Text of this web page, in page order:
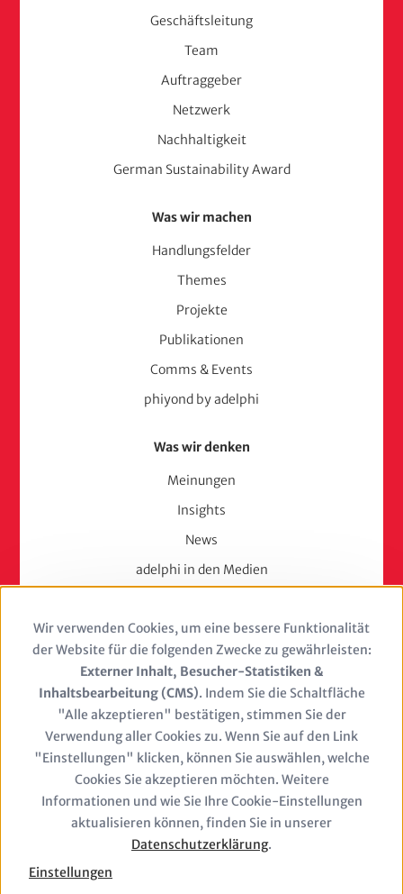
Geschäftsleitung
Team
Auftraggeber
Netzwerk
Nachhaltigkeit
German Sustainability Award
Was wir machen
Handlungsfelder
Themes
Projekte
Publikationen
Comms & Events
phiyond by adelphi
Was wir denken
Meinungen
Insights
News
adelphi in den Medien
Karriere
Berufserfahrene
Berufseinsteiger & Trainees
Studierende
Stellenangebote
Jobs
Use
of
personal
data
and
cookies
Wir verwenden Cookies, um eine bessere Funktionalität
der Website für die folgenden Zwecke zu gewährleisten:
Externer Inhalt, Besucher-Statistiken &
Inhaltsbearbeitung (CMS). Indem Sie die Schaltfläche
"Alle akzeptieren" bestätigen, stimmen Sie der
Verwendung aller Cookies zu. Wenn Sie auf den Link
"Einstellungen" klicken, können Sie auswählen, welche
Cookies Sie akzeptieren möchten. Weitere
Informationen und wie Sie Ihre Cookie-Einstellungen
aktualisieren können, finden Sie in unserer
Datenschutzerklärung.
Einstellungen